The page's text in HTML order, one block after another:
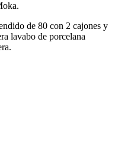
de 80 con 2 cajones y
lavabo de porcelana